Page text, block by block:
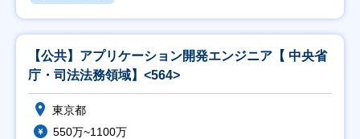
【公共】アプリケーション開発エンジニア【 中央省
庁・司法法務領域】<564>
東京都
550万~1100万